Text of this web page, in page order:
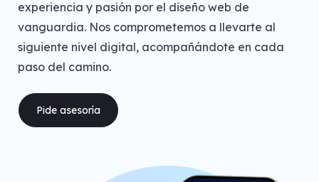
experiencia y pasión por el diseño web de
vanguardia. Nos comprometemos a llevarte al
siguiente nivel digital, acompañándote en cada
paso del camino.
Pide asesoría